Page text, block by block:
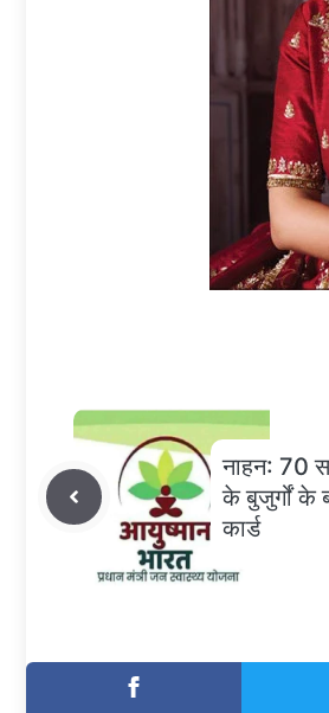
नाहन: 70
के बुजुर्गों के
कार्ड